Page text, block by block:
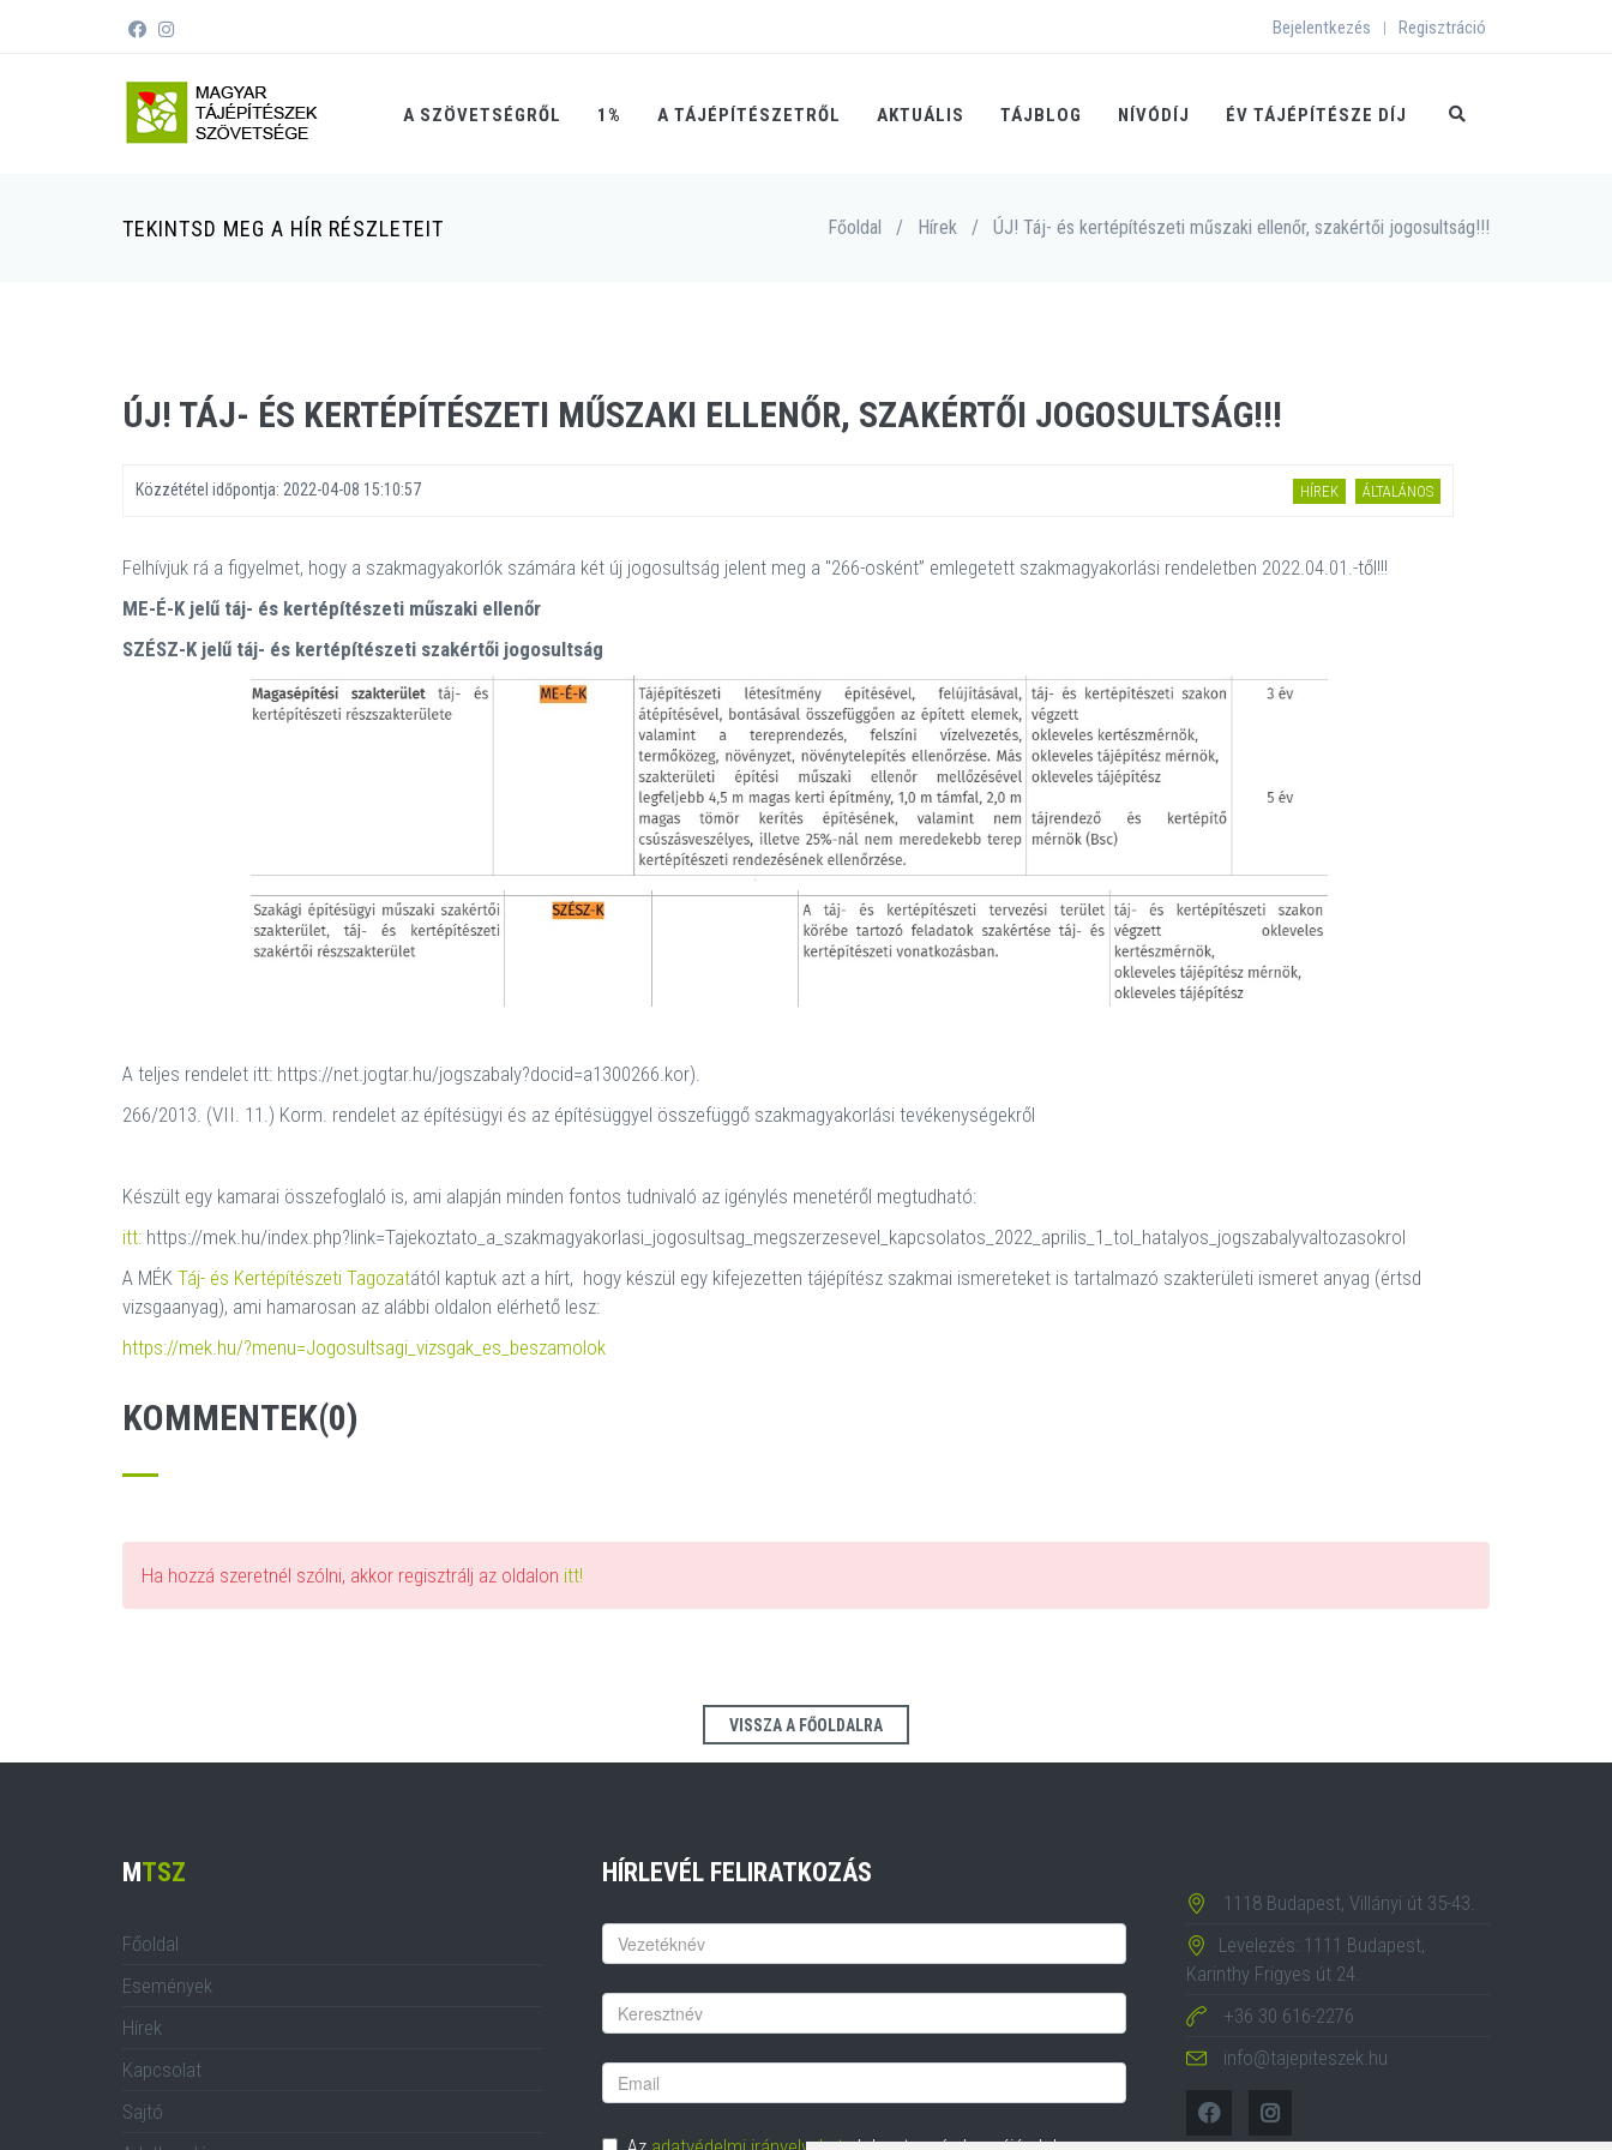
Bejelentkezés | Regisztráció
A SZÖVETSÉGRŐL 1% A TÁJÉPÍTÉSZETRŐL AKTUÁLIS TÁJBLOG NÍVÓDÍJ ÉV TÁJÉPÍTÉSZE DÍJ
TEKINTSD MEG A HÍR RÉSZLETEIT Főoldal / Hírek / ÚJ! Táj- és kertépítészeti műszaki ellenőr, szakértői jogosultság!!!
ÚJ! TÁJ- ÉS KERTÉPÍTÉSZETI MŰSZAKI ELLENŐR, SZAKÉRTŐI JOGOSULTSÁG!!!
Közzététel időpontja: 2022-04-08 15:10:57 HÍREK ÁLTALÁNOS
Felhívjuk rá a figyelmet, hogy a szakmagyakorlók számára két új jogosultság jelent meg a "266-osként” emlegetett szakmagyakorlási rendeletben 2022.04.01.-től!!!
ME-É-K jelű táj- és kertépítészeti műszaki ellenőr
SZÉSZ-K jelű táj- és kertépítészeti szakértői jogosultság
A teljes rendelet itt: https://net.jogtar.hu/jogszabaly?docid=a1300266.kor).
266/2013. (VII. 11.) Korm. rendelet az építésügyi és az építésüggyel összefüggő szakmagyakorlási tevékenységekről
Készült egy kamarai összefoglaló is, ami alapján minden fontos tudnivaló az igénylés menetéről megtudható:
itt: https://mek.hu/index.php?link=Tajekoztato_a_szakmagyakorlasi_jogosultsag_megszerzesevel_kapcsolatos_2022_aprilis_1_tol_hatalyos_jogszabalyvaltozasokrol
A MÉK Táj- és Kertépítészeti Tagozatától kaptuk azt a hírt, hogy készül egy kifejezetten tájépítész szakmai ismereteket is tartalmazó szakterületi ismeret anyag (értsd
vizsgaanyag), ami hamarosan az alábbi oldalon elérhető lesz:
https://mek.hu/?menu=Jogosultsagi_vizsgak_es_beszamolok
KOMMENTEK(0)
Ha hozzá szeretnél szólni, akkor regisztrálj az oldalon itt!
VISSZA A FŐOLDALRA
MTSZ
Főoldal
Események
Hírek
Kapcsolat
Sajtó
HÍRLEVÉL FELIRATKOZÁS
Keresztnév
Vezetéknév
Email
cím
1118 Budapest, Villányi út 35-43.
Levelezés: 1111 Budapest,
Karinthy Frigyes út 24.
+36 30 616-2276
info@tajepiteszek.hu